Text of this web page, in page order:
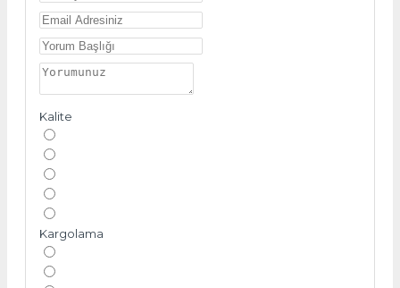
Kalite
Kargolama